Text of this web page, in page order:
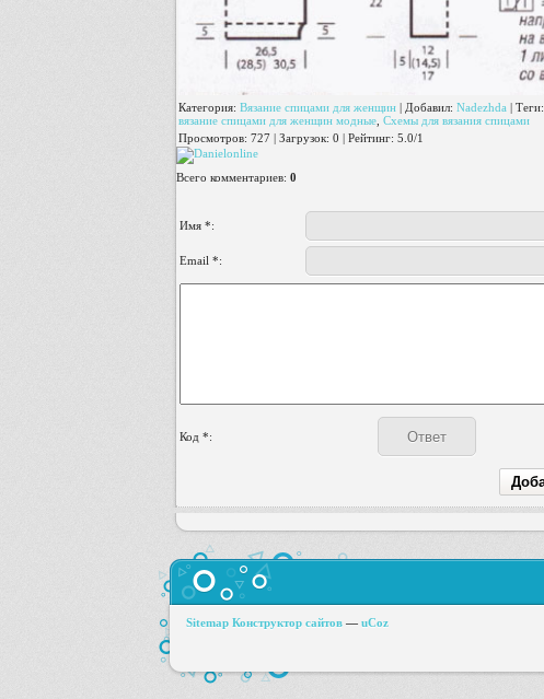
Категория: Вязание спицами для женщин | Добавил: Nadezhda | Теги:
вязание спицами для женщин модные Схемы для вязания спицами
Просмотров: 727 | Загрузок: 0 | Рейтинг: 5.0/1
Всего комментариев: 0
Имя *:
Email *:
Код *:
Sitemap Конструктор сайтов — uCoz